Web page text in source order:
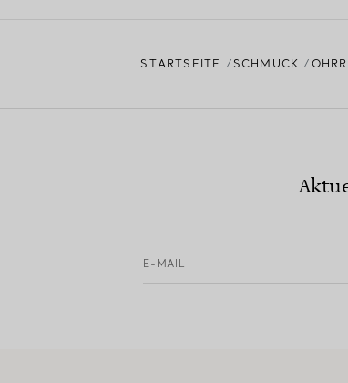
STARTSEITE SCHMUCK
E-MAIL